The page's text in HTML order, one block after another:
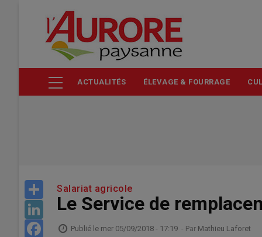
contenu
ACTUALITÉS ÉLEVAGE & FOURRAGE
Share
LinkedIn
Facebook
Salariat agricole
Le Service de
Publié le mer 05/09/2018 - 17:19 - Par Mathieu Laforet